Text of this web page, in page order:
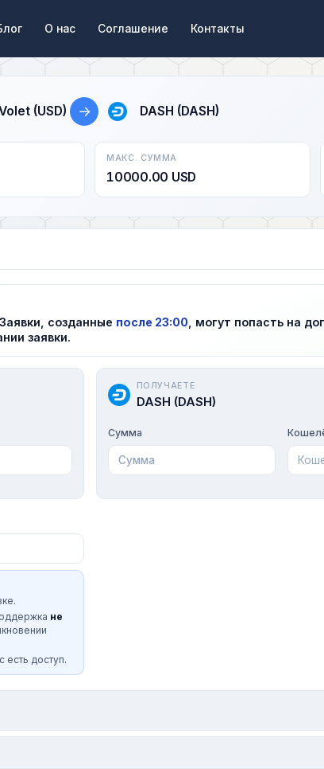
О нас Соглашение Контакты
(USD) → DASH (DASH)
МАКС. СУММА
10000.00 USD
созданные после 23:00 , могут попасть на
заявки.
ПОЛУЧАЕТЕ
DASH (DASH)
Сумма
не
есть доступ.